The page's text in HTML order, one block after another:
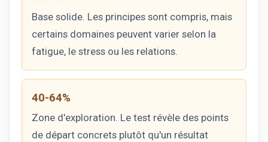
Base solide. Les principes sont compris, mais
certains domaines peuvent varier selon la
fatigue, le stress ou les relations.
40-64%
Zone d'exploration. Le test révèle des points
de départ concrets plutôt qu'un résultat